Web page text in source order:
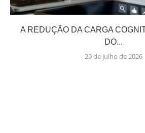
A REDUÇÃO DA CARGA
DO...
29 de julho de 2026